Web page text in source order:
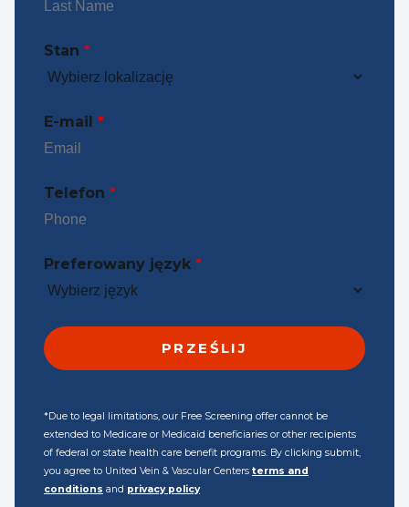
Stan *
E-mail *
Telefon *
Preferowany język *
*Due to legal limitations, our Free Screening offer cannot be
extended to Medicare or Medicaid beneficiaries or other recipients
of federal or state health care benefit programs. By clicking submit,
you agree to United Vein & Vascular Centers terms and
conditions and privacy policy